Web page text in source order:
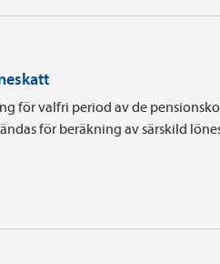
för valfri period av de
för beräkning av särskild